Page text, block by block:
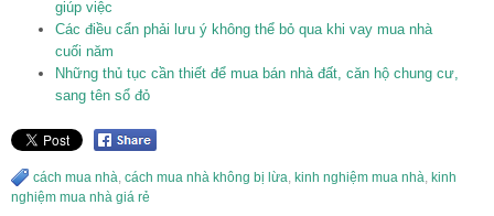
giúp việc
Các điều cẩn phải lưu ý không thể bỏ qua khi vay mua nhà
cuối năm
Những thủ tục cần thiết để mua bán nhà đất, căn hộ chung cư,
sang tên sổ đỏ
cách mua nhà, cách mua nhà không bị lừa, kinh nghiệm mua nhà, kinh
nghiệm mua nhà giá rẻ